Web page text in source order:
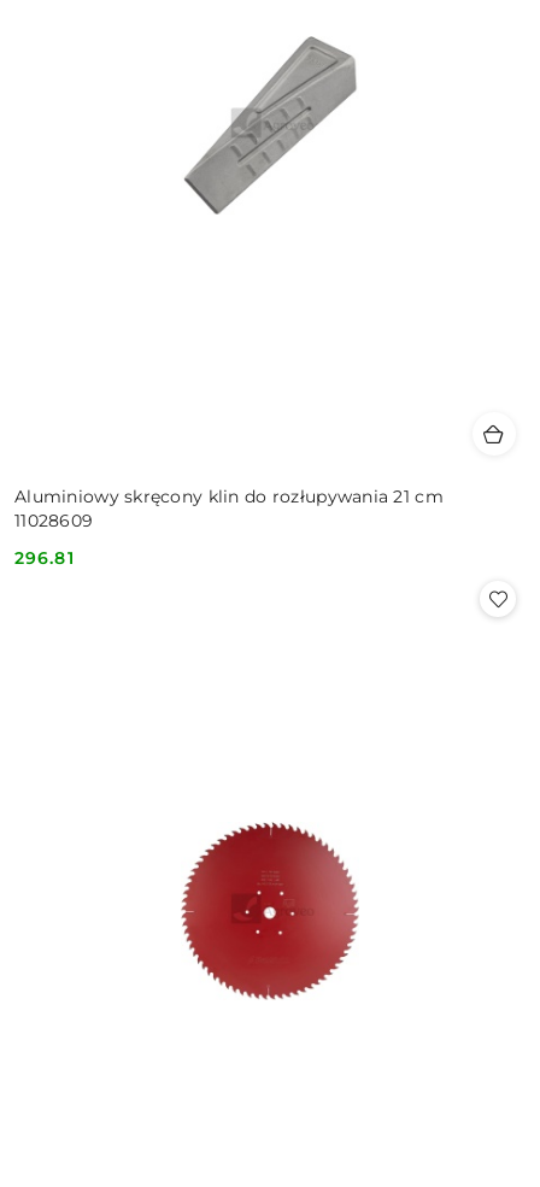
Aluminiowy skręcony klin do rozłupywania 21 cm
11028609
Cena:
296.81